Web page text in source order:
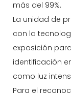
más del 99%.
La unidad de
con la
exposición
identificación
como luz
Para el